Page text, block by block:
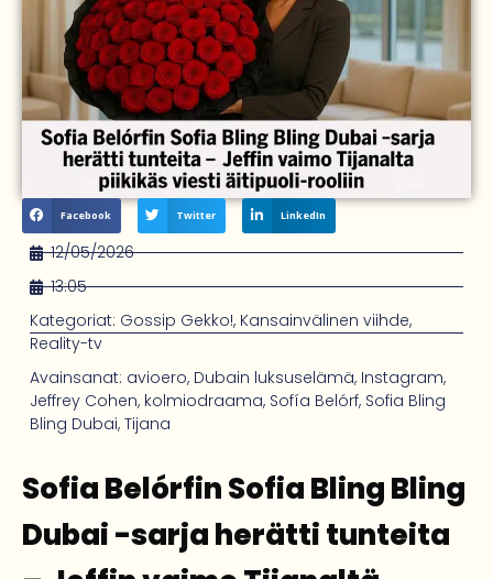
Facebook Twitter LinkedIn
12/05/2026
13:05
Kategoriat: Gossip Gekko!, Kansainvälinen viihde,
Reality-tv
Avainsanat: avioero, Dubain luksuselämä, Instagram,
Jeffrey Cohen, kolmiodraama, Sofía Belórf, Sofia Bling
Bling Dubai, Tijana
Sofia Belórfin Sofia Bling Bling
Dubai -sarja herätti tunteita